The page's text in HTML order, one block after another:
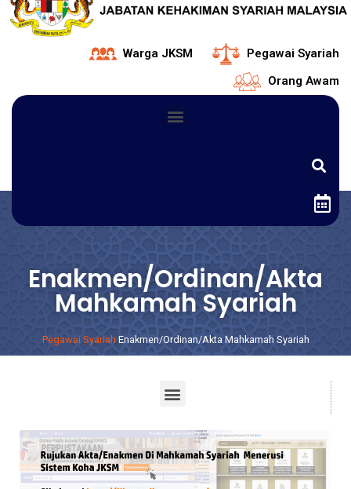
Warga JKSM
Pegawai Syariah
Orang Awam
Enakmen/Ordinan/Akta
Mahkamah Syariah
Pegawai Syariah Enakmen/Ordinan/Akta Mahkamah Syariah